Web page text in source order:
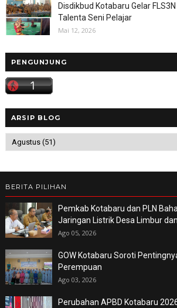
Disdikbud Kotabaru Gelar
Talenta Seni Pelajar
Mai 12, 2026
PENGUNJUNG
ARSIP BLOG
BERITA PILIHAN
Pemkab Kotabaru dan PLN
Jaringan Listrik Desa Limbur
Ago 05, 2026
GOW Kotabaru Soroti
Perempuan
Ago 03, 2026
Perubahan APBD Kotabaru